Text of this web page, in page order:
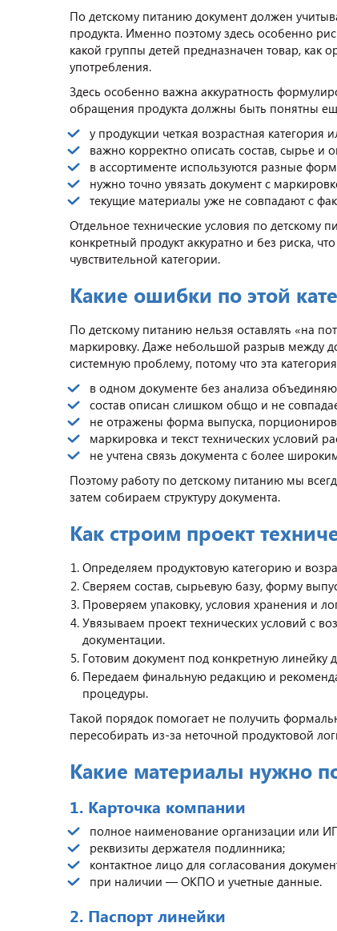
По детскому питанию документ должен
продукта. Именно поэтому здесь особенно
какой группы детей предназначен товар,
употребления.
Здесь особенно важна аккуратность
обращения продукта должны быть понятны
у продукции четкая возрастная категория
важно корректно описать состав, сырье и
в ассортименте используются разные
нужно точно увязать документ с
текущие материалы уже не совпадают с
Отдельное технические условия по детскому
конкретный продукт аккуратно и без риска,
чувствительной категории.
Какие ошибки по этой
По детскому питанию нельзя оставлять «на
маркировку. Даже небольшой разрыв между
системную проблему, потому что эта
в одном документе без анализа
состав описан слишком общо и не
не отражены форма выпуска,
маркировка и текст технических условий
не учтена связь документа с более
Поэтому работу по детскому питанию мы
затем собираем структуру документа.
Как строим проект
Определяем продуктовую категорию и
Сверяем состав, сырьевую базу, форму
Проверяем упаковку, условия хранения и
Увязываем проект технических условий с
документации.
Готовим документ под конкретную линейку
Передаем финальную редакцию и
процедуры.
Такой порядок помогает не получить
пересобирать из-за неточной продуктовой
Какие материалы нужно
1. Карточка компании
полное наименование организации или
реквизиты держателя подлинника;
контактное лицо для согласования
при наличии — ОКПО и учетные данные.
2. Паспорт линейки